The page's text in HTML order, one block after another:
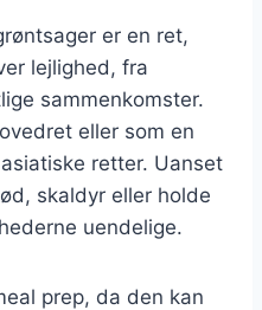
er en ret,
lejlighed, fra
sammenkomster.
eller som en
retter. Uanset
skaldyr eller holde
uendelige.
prep, da den kan